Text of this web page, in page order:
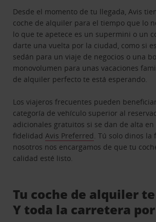
Desde el momento de tu llegada, Avis
coche de alquiler para el tiempo que lo
lo que te apetece es un supermini o un
darte una vuelta por la ciudad, como si
sedán para un viaje de negocios o una
monovolumen para unas vacaciones
de alquiler perfecto te está esperando.
Los viajeros frecuentes pueden
categoría de vehículo superior al
adicionales gratuitos si se dan de alta
fidelidadAvis Preferred. Tú solo dinos la
nosotros nos encargamos de que tu
calidad esté listo.
Tu coche de alquiler
Y toda la carretera